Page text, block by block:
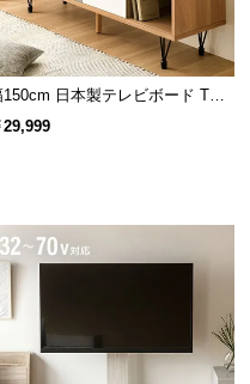
扉付き収納
ープン棚収納
150cm 日本製テレビボード TOT-
29,999